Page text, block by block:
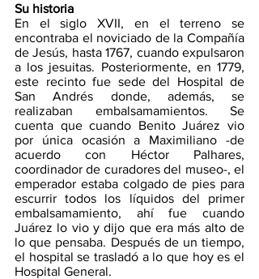
Su historia
En el siglo XVII, en el terreno se
encontraba el noviciado de la Compañía
de Jesús, hasta 1767, cuando expulsaron
a los jesuitas. Posteriormente, en 1779,
este recinto fue sede del Hospital de
San Andrés donde, además, se
realizaban embalsamamientos. Se
cuenta que cuando Benito Juárez vio
por única ocasión a Maximiliano -de
acuerdo con Héctor Palhares,
coordinador de curadores del museo-, el
emperador estaba colgado de pies para
escurrir todos los líquidos del primer
embalsamamiento, ahí fue cuando
Juárez lo vio y dijo que era más alto de
lo que pensaba. Después de un tiempo,
el hospital se trasladó a lo que hoy es el
Hospital General.